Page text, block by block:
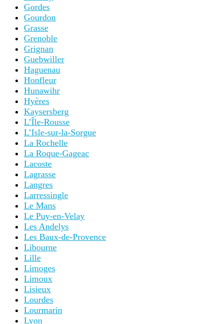
Gordes
Gourdon
Grasse
Grenoble
Grignan
Guebwiller
Haguenau
Honfleur
Hunawihr
Hyères
Kaysersberg
L’Île-Rousse
L’Isle-sur-la-Sorgue
La Rochelle
La Roque-Gageac
Lacoste
Lagrasse
Langres
Larressingle
Le Mans
Le Puy-en-Velay
Les Andelys
Les Baux-de-Provence
Libourne
Lille
Limoges
Limoux
Lisieux
Lourdes
Lourmarin
Lyon